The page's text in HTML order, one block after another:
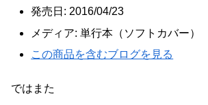
発売日: 2016/04/23
メディア: 単行本（ソフトカバー）
この商品を含むブログを見る
ではまた